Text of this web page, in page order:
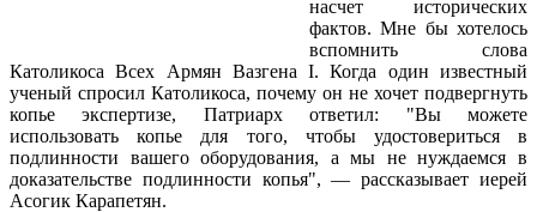
насчет исторических
фактов. Мне бы хотелось
вспомнить слова
Католикоса Всех Армян Вазгена I. Когда один известный
ученый спросил Католикоса, почему он не хочет подвергнуть
копье экспертизе, Патриарх ответил: "Вы можете
использовать копье для того, чтобы удостовериться в
подлинности вашего оборудования, а мы не нуждаемся в
доказательстве подлинности копья", — рассказывает иерей
Асогик Карапетян.